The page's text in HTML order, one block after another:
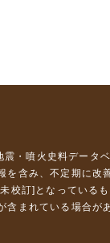
震・噴火史料データ
を含み、不定期に改
校訂]となっている
含まれている場合が